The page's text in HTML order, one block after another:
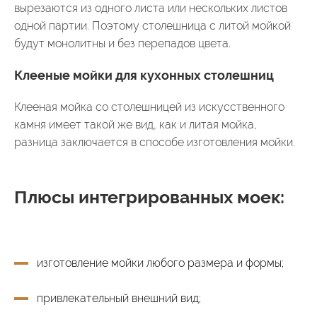
вырезаются из одного листа или нескольких листов
одной партии. Поэтому столешница с литой мойкой
будут монолитны и без перепадов цвета.
Клееные мойки для кухонных столешниц
Клееная мойка со столешницей из искусственного
камня имеет такой же вид, как и литая мойка,
разница заключается в способе изготовления мойки.
Плюсы интегрированных моек:
изготовление мойки любого размера и формы;
привлекательный внешний вид;